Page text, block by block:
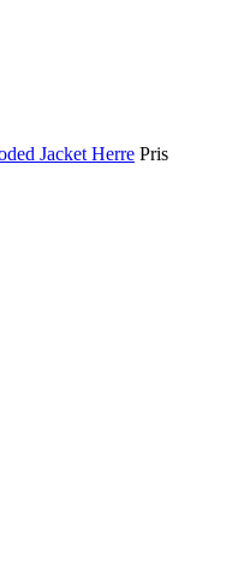
Jacket Herre Pris